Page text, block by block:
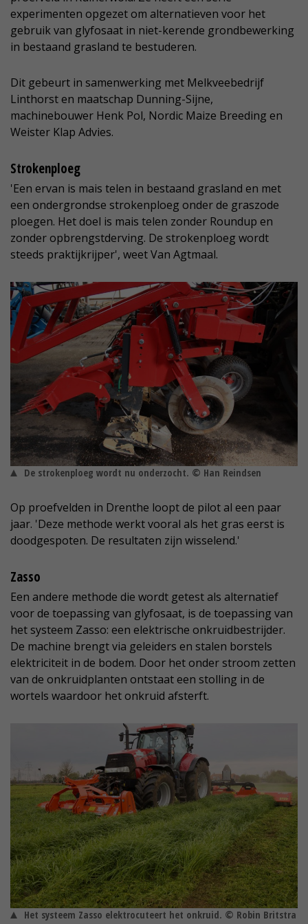
experimenten opgezet om alternatieven voor het
gebruik van glyfosaat in niet-kerende grondbewerking
in bestaand grasland te bestuderen.
Dit gebeurt in samenwerking met Melkveebedrijf
Linthorst en maatschap Dunning-Sijne,
machinebouwer Henk Pol, Nordic Maize Breeding en
Weister Klap Advies.
Strokenploeg
'Een ervan is mais telen in bestaand grasland en met
een ondergrondse strokenploeg onder de graszode
ploegen. Het doel is mais telen zonder Roundup en
zonder opbrengstderving. De strokenploeg wordt
steeds praktijkrijper', weet Van Agtmaal.
De strokenploeg wordt nu onderzocht. © Han Reindsen
Op proefvelden in Drenthe loopt de pilot al een paar
jaar. 'Deze methode werkt vooral als het gras eerst is
doodgespoten. De resultaten zijn wisselend.'
Zasso
Een andere methode die wordt getest als alternatief
voor de toepassing van glyfosaat, is de toepassing van
het systeem Zasso: een elektrische onkruidbestrijder.
De machine brengt via geleiders en stalen borstels
elektriciteit in de bodem. Door het onder stroom zetten
van de onkruidplanten ontstaat een stolling in de
wortels waardoor het onkruid afsterft.
Het systeem Zasso elektrocuteert het onkruid. © Robin Britstra